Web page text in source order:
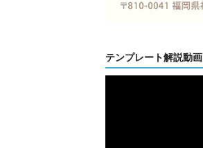
テンプレート解説動画